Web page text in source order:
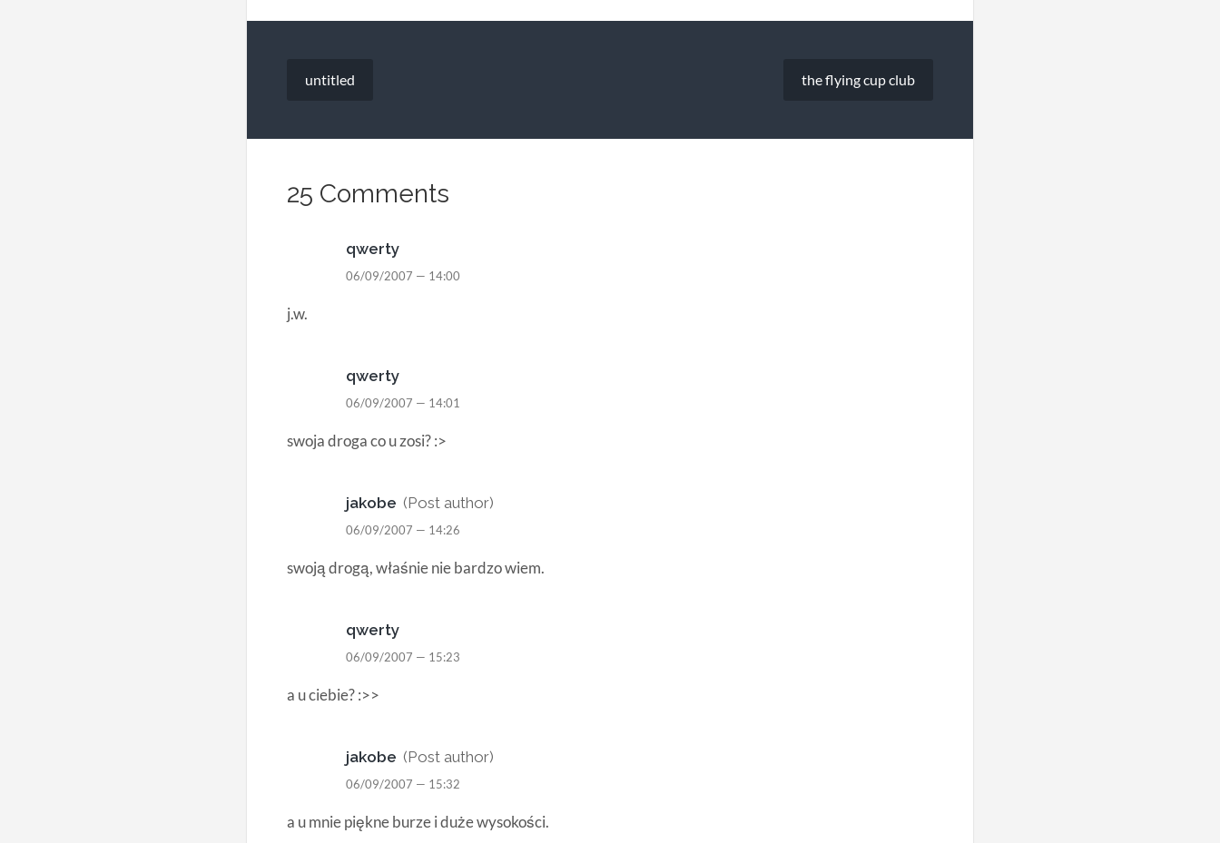
wpisu
untitled the flying cup club
25 Comments
qwerty
06/09/2007 — 14:00
j.w.
qwerty
06/09/2007 — 14:01
swoja droga co u zosi? :>
jakobe (Post author)
06/09/2007 — 14:26
swoją drogą, właśnie nie bardzo wiem.
qwerty
06/09/2007 — 15:23
a u ciebie? :>>
jakobe (Post author)
06/09/2007 — 15:32
a u mnie piękne burze i duże wysokości.